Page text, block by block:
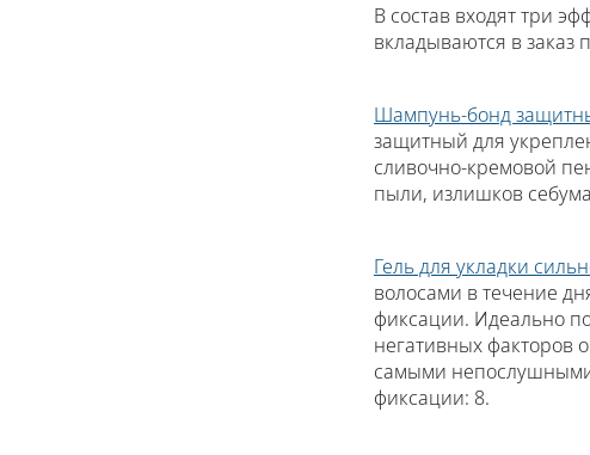
В состав входят три
вкладываются в заказ
Шампунь-бонд
защитный для
сливочно-кремовой
пыли, излишков
Гель для укладки
волосами в течение
фиксации. Идеально
негативных факторов
самыми непослушными
фиксации: 8.